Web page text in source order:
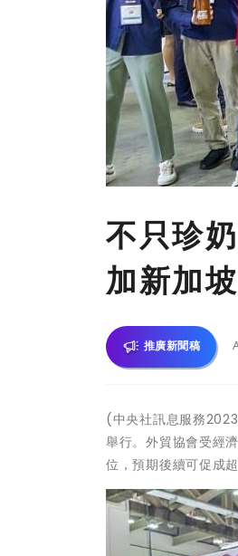
不只珍
加新加
推廣新聞稿
(中央社訊息服務
舉行。外貿協會受經
位，預期後續可促成